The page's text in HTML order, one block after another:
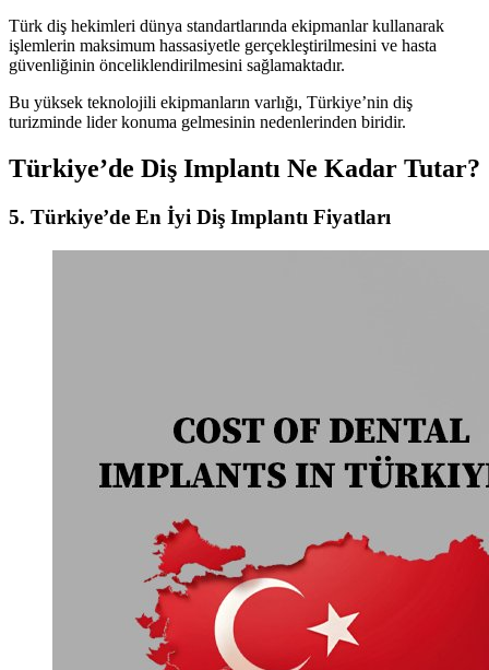
Türk diş hekimleri dünya standartlarında ekipmanlar kullanarak
işlemlerin maksimum hassasiyetle gerçekleştirilmesini ve hasta
güvenliğinin önceliklendirilmesini sağlamaktadır.
Bu yüksek teknolojili ekipmanların varlığı, Türkiye’nin diş
turizminde lider konuma gelmesinin nedenlerinden biridir.
Türkiye’de Diş Implantı Ne Kadar Tutar?
5. Türkiye’de En İyi Diş Implantı Fiyatları